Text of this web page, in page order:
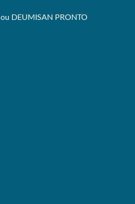
DEUMISAN PRONTO